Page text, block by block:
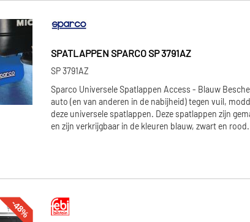
SPATLAPPEN SPARCO SP 3791AZ
SP 3791AZ
Sparco Universele Spatlappen Access - Blauw
auto (en van anderen in de nabijheid) tegen vuil,
deze universele spatlappen. Deze spatlappen zijn
en zijn verkrijgbaar in de kleuren blauw, zwart en
-48%